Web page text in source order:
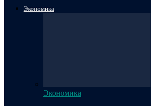
Экономика
Экономика